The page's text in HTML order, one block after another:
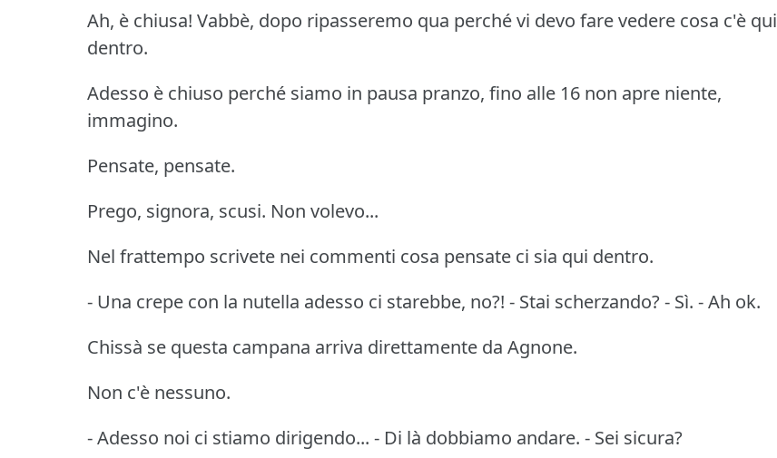
Ah, è chiusa! Vabbè, dopo ripasseremo qua perché vi devo fare vedere cosa c'è qui
dentro.
Adesso è chiuso perché siamo in pausa pranzo, fino alle 16 non apre niente,
immagino.
Pensate, pensate.
Prego, signora, scusi. Non volevo...
Nel frattempo scrivete nei commenti cosa pensate ci sia qui dentro.
- Una crepe con la nutella adesso ci starebbe, no?! - Stai scherzando? - Sì. - Ah ok.
Chissà se questa campana arriva direttamente da Agnone.
Non c'è nessuno.
- Adesso noi ci stiamo dirigendo... - Di là dobbiamo andare. - Sei sicura?